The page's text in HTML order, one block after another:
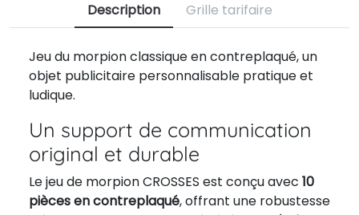
Description Grille tarifaire
Jeu du morpion classique en contreplaqué, un
objet publicitaire personnalisable pratique et
ludique.
Un support de communication
original et durable
Le jeu de morpion CROSSES est conçu avec 10
pièces en contreplaqué, offrant une robustesse